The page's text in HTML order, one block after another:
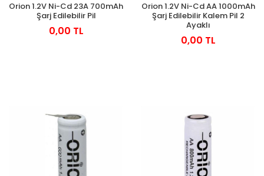
Orion 1.2V Ni-Cd 23A 700mAh
Şarj Edilebilir Pil
0,00 TL
Orion 1.2V Ni-Cd AA 1000mAh
Şarj Edilebilir Kalem Pil 2
Ayaklı
0,00 TL